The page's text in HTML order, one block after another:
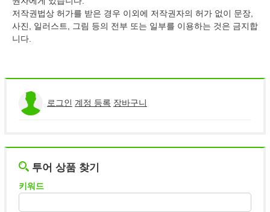
저작권법상 허가를 받은 경우 이외에 저작권자의 허가 없이 문장,
사진, 일러스트, 그림 등의 전부 또는 일부를 이용하는 것은 금지합
니다.
로그인 계정 등록 장바구니
투어 상품 찾기
키워드